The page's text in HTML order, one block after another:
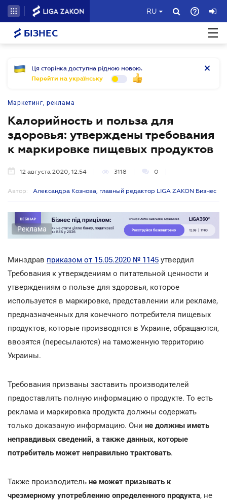
RU
БІЗНЕС
Ця сторінка доступна рідною мовою.
Перейти на українську
Маркетинг, реклама
Калорийность и польза для
здоровья: утверждены требования
к маркировке пищевых продуктов
12 августа 2020, 12:54 3118 0
Автор: Александра Кознова, главный редактор LIGA ZAKON Бизнес
Реклама
Минздрав приказом от 15.05.2020 № 1145 утвердил
Требования к утверждениям о питательной ценности и
утверждениям о пользе для здоровья, которое
используется в маркировке, представлении или рекламе,
предназначенных для конечного потребителя пищевых
продуктов, которые производятся в Украине, обращаются,
ввозятся (пересылаются) на таможенную территорию
Украины.
Требования призваны заставить производителей
предоставлять полную информацию о продукте. То есть
реклама и маркировка продукта должны содержать
только доказаную информацию. Они не должны иметь
неправдивых сведений, а также данных, которые
потребитель может неправильно трактовать.
Также производитель не может призывать к
чрезмерному употреблению определенного продукта, не